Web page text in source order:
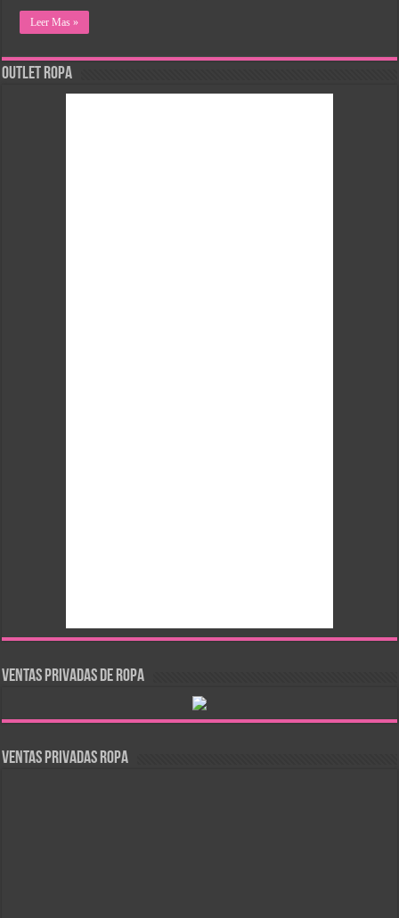
Leer Mas »
Outlet Ropa
VENTAS PRIVADAS DE ROPA
Ventas Privadas Ropa